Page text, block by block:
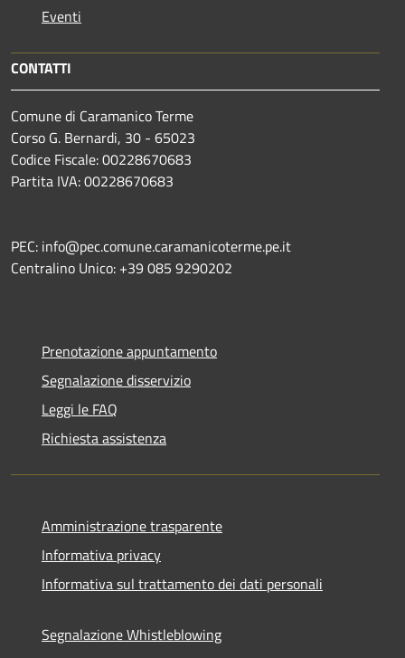
Eventi
CONTATTI
Comune di Caramanico Terme
Corso G. Bernardi, 30 - 65023
Codice Fiscale: 00228670683
Partita IVA: 00228670683
PEC: info@pec.comune.caramanicoterme.pe.it
Centralino Unico: +39 085 9290202
Prenotazione appuntamento
Segnalazione disservizio
Leggi le FAQ
Richiesta assistenza
Amministrazione trasparente
Informativa privacy
Informativa sul trattamento dei dati personali
Segnalazione Whistleblowing